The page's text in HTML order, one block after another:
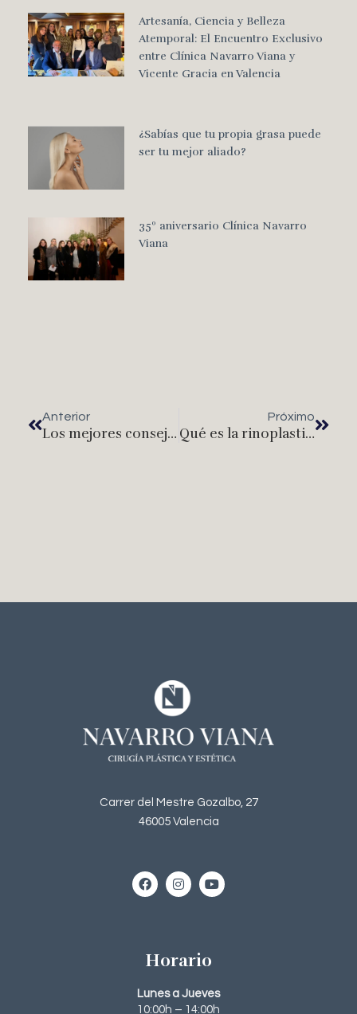
Artesanía, Ciencia y Belleza
Atemporal: El Encuentro Exclusivo
entre Clínica Navarro Viana y
Vicente Gracia en Valencia
¿Sabías que tu propia grasa puede
ser tu mejor aliado?
35º aniversario Clínica Navarro
Viana
Anterior
Los mejores consejos para el adelgazamiento
Próximo
Qué es la rinoplastia y sus recomendaciones
Carrer del Mestre Gozalbo, 27
46005 Valencia
Horario
Lunes a Jueves
10:00h – 14:00h